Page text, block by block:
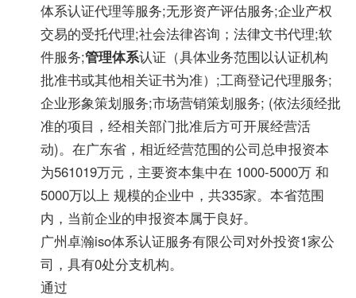
体系认证代理等服务;无形资产评估服务;企业产权
交易的受托代理;社会法律咨询；法律文书代理;软
件服务;管理体系认证（具体业务范围以认证机构
批准书或其他相关证书为准）;工商登记代理服务;
企业形象策划服务;市场营销策划服务; (依法须经批
准的项目，经相关部门批准后方可开展经营活
动)。在广东省，相近经营范围的公司总申报资本
为561019万元，主要资本集中在 1000-5000万 和
5000万以上 规模的企业中，共335家。本省范围
内，当前企业的申报资本属于良好。
广州卓瀚iso体系认证服务有限公司对外投资1家公
司，具有0处分支机构。
通过